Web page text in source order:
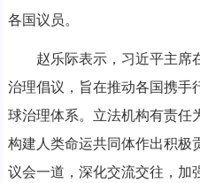
各国议员。
赵乐际表示，习近平主席
治理倡议，旨在推动各国携手
球治理体系。立法机构有责任
构建人类命运共同体作出积极
议会一道，深化交流交往，加